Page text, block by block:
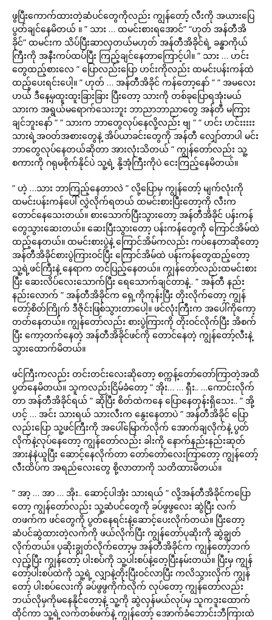
ဖွပြီးကောက်ထားတဲ့ဆံပင်တွေကိုလည်း ကျွန်တော့် လီးကို အယားပြေ
ပွတ်ချင်နေမိတယ် ။ ” သား … ထမင်းစားရအောင်” “ဟုတ် အန်တီအိ
ခိုင်” ထမင်းက သိပ်ပြီးဆာလှတယ်မဟုတ် အန်တီအိခိုင်ရဲ့ ခန္ဓာကိုယ်
ကြီးကို အနီးကပ်ထပ်ပြီး ကြည့်ချင်နေတာကြောင့်ပါ။ ” သား … ဟင်း
တွေထည့်စားလေ ” ပြောလည်းပြော ဟင်းကိုလည်း ထမင်းပန်းကန်ထဲ
ထည့်ပေးရင်းပေါ့။ ” ဟုတ် … အန်တီအိခိုင် ကန်တော့နော် ” ” အမလေး
ဟယ် ဒီနေ့မှထူးထူးခြားခြား ပြီးတော့ သားကို တစ်ခုပြောရအုံးမယ်
သားက အရွယ်မရောက်သေးဘူး ဘာညာဘာညာတွေ အန်တီ မကြား
ချင်ဘူးနော် ” ” သားက ဘာတွေလုပ်နေလို့လည်း ဗျ ” ” ဟင်း ဟင်းးးးး
သားရဲ့အဝတ်အစားတွေနဲ့ အိပ်ယာခင်းတွေကို အန်တီ လျှော်တာပါ မင်း
ဘာတွေလုပ်နေတယ်ဆိုတာ အားလုံးသိတယ် ” ကျွန်တော်လည်း သူ့
စကားကို ဂရုမစိုက်နိုင်ပဲ သူ့ရဲ့ နို့အုံကြီးကိုပဲ ငေးကြည့်နေမိတယ်။
” ဟဲ့ …သား ဘာကြည့်နေတာလဲ ” လို့ပြောမှ ကျွန်တော့် မျက်လုံးကို
ထမင်းပန်းကန်ပေါ် လွှဲလိုက်ရတယ် ထမင်းစားပြီးတော့ကို လီးက
တောင်နေသေးတယ်။ စားသောက်ပြီးသွားတော့ အန်တီအိခိုင် ပန်းကန်
တွေသွားဆေးတယ်။ ဆေးပြီးသွားတော့ ပန်းကန်တွေကို ကြောင်အိမ်ထဲ
ထည့်နေတယ်။ ထမင်းစားပွဲနဲ့ ကြောင်အိမ်ကလည်း ကပ်နေတာဆိုတော့
အန်တီအိခိုင်စားပွဲကြားဝင်ပြီး ကြောင်အိမ်ထဲ ပန်းကန်တွေထည့်တော့
သူ့ရဲ့ဖင်ကြီးနဲ့ နေရာက တင်ပြည့်နေတယ်။ ကျွန်တော်လည်းထမင်းစား
ပြီး ဆေးလိပ်လေးသောက်ပြီး ရေသောက်ချင်တာနဲ့.. ” အန်တီ နည်း
နည်းလောက် ” အန်တီအိခိုင်က ရှေ့ကိုကုန်းပြီး တိုးလိုက်တော့ ကျွန်
တော့်စိတ်ကြိုက် ဒီဇိုင်းဖြစ်သွားတာပေါ့။ ဖင်လုံးကြီးက အပေါ်ကိုကော့
တတ်နေတယ်။ ကျွန်တော်လည်း စားပွဲကြားကို တိုးဝင်လိုက်ပြီး အိစက်
ပြီး ကော့တက်နေတဲ့ အန်တီအိခိုင်ဖင်ကို တောင်နေတဲ့ ကျွန်တော့်လီးနဲ့
သွားထောက်မိတယ်။
ဖင်ကြီးကလည်း တင်းတင်းလေးဆိုတော့ စက္ကန့်တော်တော်ကြာတဲ့အထိ
ပွတ်နေမိတယ်။ သူကလည်းငြိမ်ခံတော့ ” အိုး… … ရှီး.. …ကောင်းလိုက်
တာ အန်တီအိခိုင်ရယ် ” ဆိုပြီး စိတ်ထဲကနေ ပြောနေတုန်းရှိသေး.. ” အို့
ဟင့် … အင်း သားရယ် သားလီးက နွေးနေတာပဲ ” အန်တီအိခိုင် ပြော
လည်းပြော သူ့ဖင်ကြီးကို အပေါ်မြောက်လိုက် အောက်ချလိုက်နဲ့ ပွတ်
လိုက်နဲ့လုပ်နေတော့ ကျွန်တော်လည်း ခါးကို နောက်နည်းနည်းဆုတ်
အားနဲနဲယူပြီး ဆောင့်နေလိုက်တာ တော်တော်လေးကြာတော့ ကျွန်တော့်
လီးထိပ်က အရည်လေးတွေ စို့လာတာကို သတိထားမိတယ်။
” အာ့ … အာ … အိုး.. ဆောင့်ပါအုံး သားရယ် ” လို့အန်တီအိခိုင်ကပြော
တော့ ကျွန်တော်လည်း သူ့ဆံပင်တွေကို ခပ်ဖွဖွလေး ဆွဲပြီး လက်
တဖက်က ဖင်တွေကို ပွတ်နေရင်းနဲ့ဆောင့်ပေးလိုက်တယ်။ ပြီးတော့
ဆံပင်ဆွဲထားတဲ့လက်ကို ဖယ်လိုက်ပြီး ကျွန်တော်ပုဆိုးကို ဆွဲချွတ်
လိုက်တယ်။ ပုဆိုးချွတ်လိုက်တော့မှ အန်တီအိခိုင်က ကျွန်တော့်ဘက်
လှည့်ပြီး ကျွန်တော့် ပါးစပ်ကို သူ့ပါးစပ်နဲ့တေ့ပြီးနမ်းတယ်။ ပြီးမှ ကျွန်
တော့်ပါးစပ်ထဲကို သူ့ရဲ့ လျှာနဲ့တိုးပြီးဝင်လာပြီး ကလိသွားလိုက် ကျွန်
တော့် ပါးစပ်လေးကို ခပ်ဖွဖွကိုက်လိုက် လုပ်တော့ ကျွန်တော်လည်း
ဘယ်လိုမှကိုမနေနိုင်တော့နဲ့ သူ့ကို ဆွဲလှန်မယ်လုပ်မှ သူကဒူးထောက်
ထိုင်ကာ သူ့ရဲ့လက်တစ်ဖက်နဲ့ ကျွန်တော့် အောက်ခံဘောင်းဘီကြားထဲ